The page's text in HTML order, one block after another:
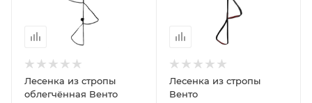
Лесенка из стропы
облегчённая Венто
Лесенка из стропы
Венто